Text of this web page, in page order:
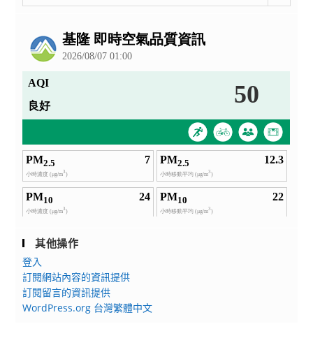
整
其他操作
登入
訂閱網站內容的資訊提供
訂閱留言的資訊提供
WordPress.org 台灣繁體中文